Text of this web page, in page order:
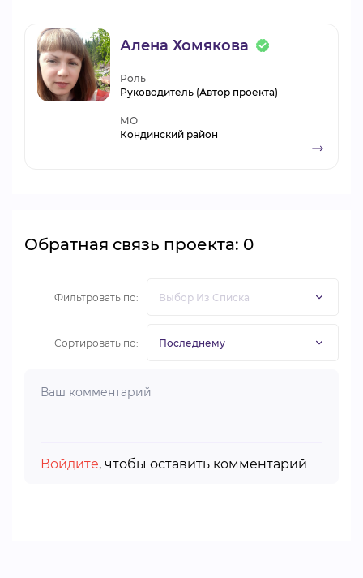
Алена Хомякова
Роль
Руководитель (Автор проекта)
МО
Кондинский район
Обратная связь проекта: 0
Фильтровать по:
Сортировать по:
Войдите, чтобы оставить комментарий